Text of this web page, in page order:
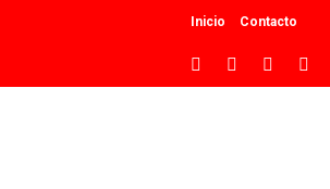
Inicio Contacto